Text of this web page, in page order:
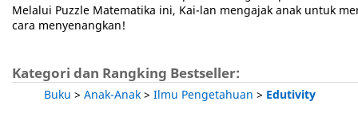
Melalui Puzzle Matematika ini, Kai-lan mengajak anak untuk
cara menyenangkan!
Kategori dan Rangking Bestseller:
Buku > Anak-Anak > Ilmu Pengetahuan > Edutivity